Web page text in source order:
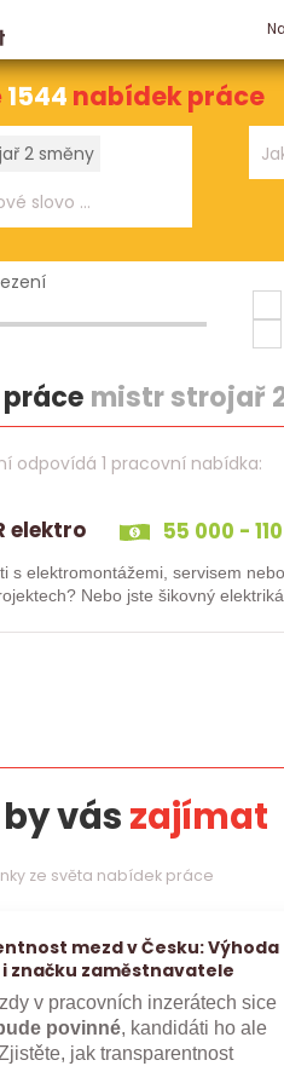
1544 nabídek práce
2 směny
mistr strojař
odpovídá 1 pracovní nabídka:
elektro 55 000 -
s elektromontážemi, servisem
Nebo jste šikovný
vászajímat
ze světa nabídek práce
mezd v Česku: Výhoda
značku zaměstnavatele
v pracovních inzerátech sice
povinné, kandidáti ho ale
jak transparentnost